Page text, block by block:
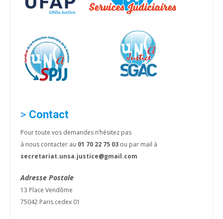
> Contact
Pour toute vos demandes n’hésitez pas
à nous contacter au 01 70 22 75 03 ou par mail à
secretariat.unsa.justice@gmail.com
Adresse Postale
13 Place Vendôme
75042 Paris cedex 01